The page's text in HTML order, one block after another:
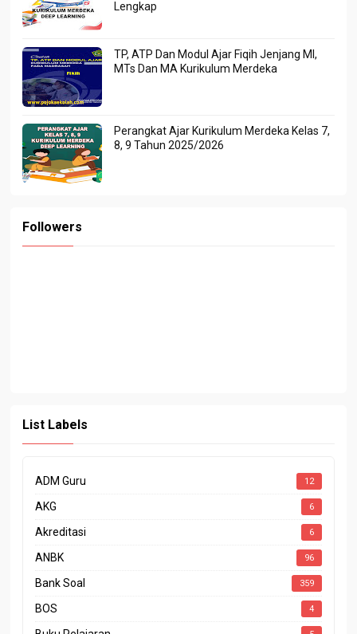
Lengkap
TP, ATP Dan Modul Ajar Fiqih Jenjang MI,
MTs Dan MA Kurikulum Merdeka
Perangkat Ajar Kurikulum Merdeka Kelas 7,
8, 9 Tahun 2025/2026
Followers
List Labels
ADM Guru 12
AKG 6
Akreditasi 6
ANBK 96
Bank Soal 359
BOS 4